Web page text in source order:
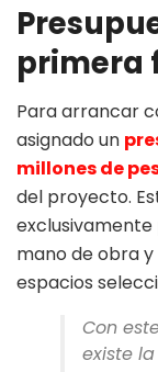
primera
Para arrancar
asignado un
millones de
del proyecto.
exclusivamente
mano de obra
espacios
Con
existe